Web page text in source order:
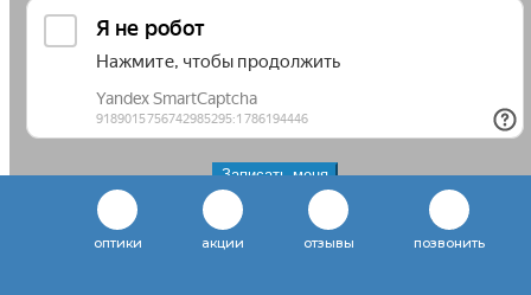
оптики акции отзывы
+7
(812)
932-
позвонить